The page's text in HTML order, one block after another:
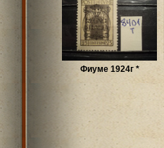
Фиуме 1924г *